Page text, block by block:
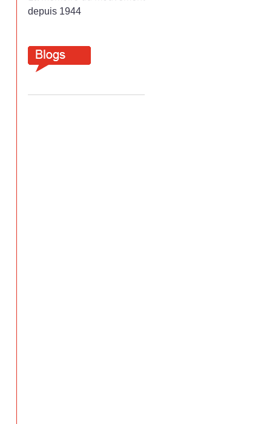
depuis 1944